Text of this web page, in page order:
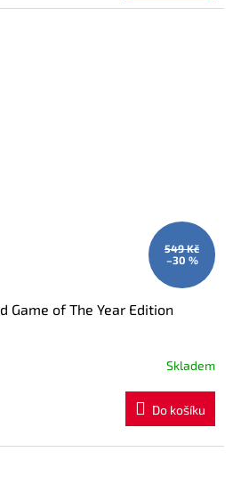
549 Kč
–30 %
Game of The Year Edition
Skladem
Do košíku